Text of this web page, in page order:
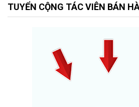
TUYỂN CỘNG TÁC VIÊN BÁN